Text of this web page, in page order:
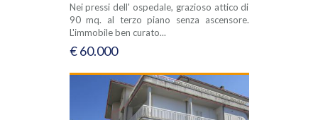
Nei pressi dell' ospedale, grazioso attico di
90 mq. al terzo piano senza ascensore.
L'immobile ben curato...
€ 60.000